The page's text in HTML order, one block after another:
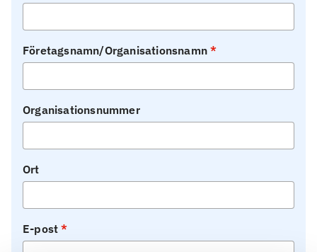
Företagsnamn/Organisationsnamn
Organisationsnummer
Ort
E-post